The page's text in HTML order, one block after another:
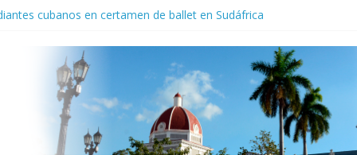
cubanos en certamen de ballet en Sudáfrica
opacado por el alcohol
Empresa Eléctrica de La Habana y otras instalaciones
Libro y el legado editorial cubano